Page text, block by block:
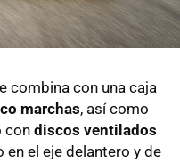
combina con una caja
marchas, así como
con discos ventilados
el eje delantero y de